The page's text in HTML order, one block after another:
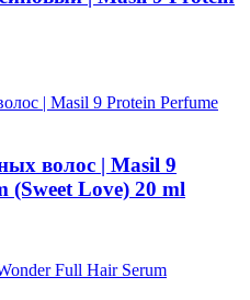
волос | Masil 9
(Sweet Love) 20 ml